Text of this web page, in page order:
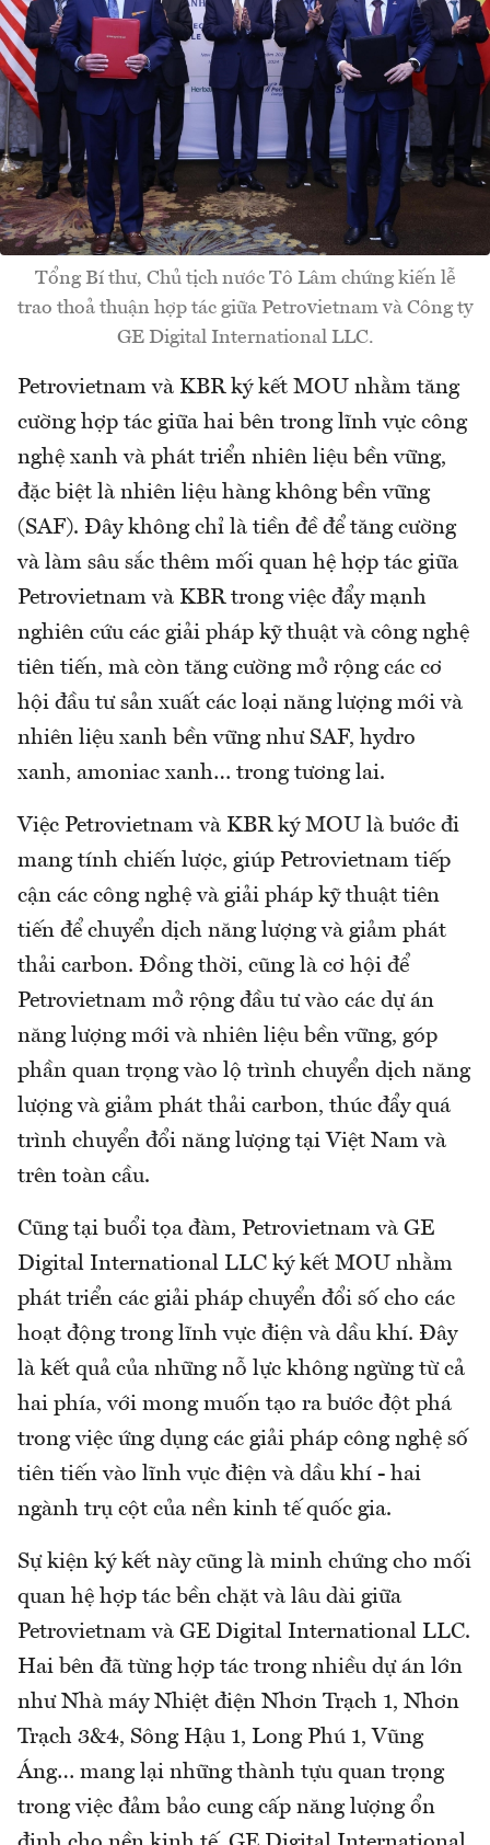
Tổng Bí thư, Chủ tịch nước Tô Lâm chứng kiến lễ
trao thoả thuận hợp tác giữa Petrovietnam và Công ty
GE Digital International LLC.
Petrovietnam và KBR ký kết MOU nhằm tăng
cường hợp tác giữa hai bên trong lĩnh vực công
nghệ xanh và phát triển nhiên liệu bền vững,
đặc biệt là nhiên liệu hàng không bền vững
(SAF). Đây không chỉ là tiền đề để tăng cường
và làm sâu sắc thêm mối quan hệ hợp tác giữa
Petrovietnam và KBR trong việc đẩy mạnh
nghiên cứu các giải pháp kỹ thuật và công nghệ
tiên tiến, mà còn tăng cường mở rộng các cơ
hội đầu tư sản xuất các loại năng lượng mới và
nhiên liệu xanh bền vững như SAF, hydro
xanh, amoniac xanh… trong tương lai.
Việc Petrovietnam và KBR ký MOU là bước đi
mang tính chiến lược, giúp Petrovietnam tiếp
cận các công nghệ và giải pháp kỹ thuật tiên
tiến để chuyển dịch năng lượng và giảm phát
thải carbon. Đồng thời, cũng là cơ hội để
Petrovietnam mở rộng đầu tư vào các dự án
năng lượng mới và nhiên liệu bền vững, góp
phần quan trọng vào lộ trình chuyển dịch năng
lượng và giảm phát thải carbon, thúc đẩy quá
trình chuyển đổi năng lượng tại Việt Nam và
trên toàn cầu.
Cũng tại buổi tọa đàm, Petrovietnam và GE
Digital International LLC ký kết MOU nhằm
phát triển các giải pháp chuyển đổi số cho các
hoạt động trong lĩnh vực điện và dầu khí. Đây
là kết quả của những nỗ lực không ngừng từ cả
hai phía, với mong muốn tạo ra bước đột phá
trong việc ứng dụng các giải pháp công nghệ số
tiên tiến vào lĩnh vực điện và dầu khí - hai
ngành trụ cột của nền kinh tế quốc gia.
Sự kiện ký kết này cũng là minh chứng cho mối
quan hệ hợp tác bền chặt và lâu dài giữa
Petrovietnam và GE Digital International LLC.
Hai bên đã từng hợp tác trong nhiều dự án lớn
như Nhà máy Nhiệt điện Nhơn Trạch 1, Nhơn
Trạch 3&4, Sông Hậu 1, Long Phú 1, Vũng
Áng… mang lại những thành tựu quan trọng
trong việc đảm bảo cung cấp năng lượng ổn